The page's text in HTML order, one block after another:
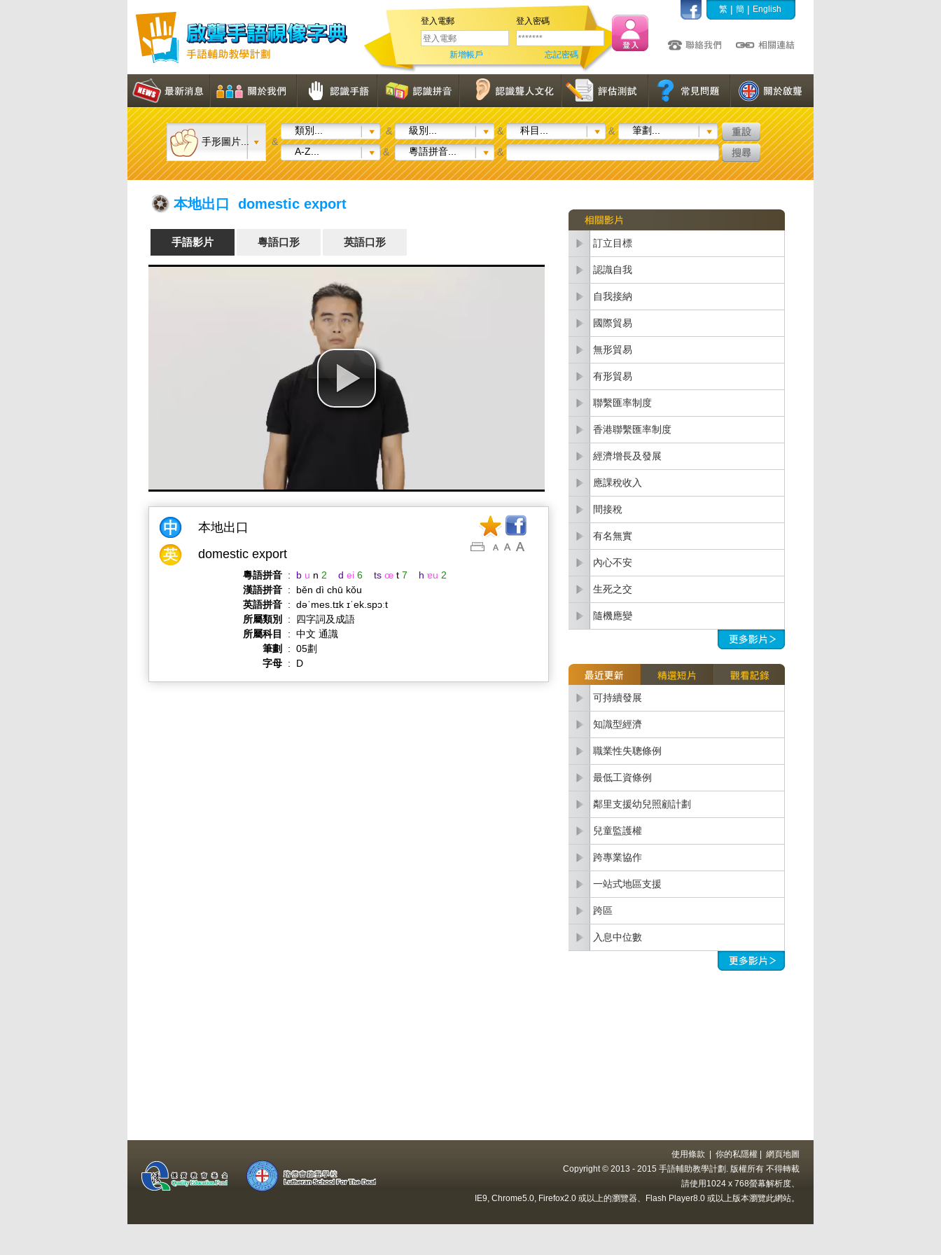
登入電郵 登入密碼
新增帳戶 忘記密碼
繁 | 簡 | English
手形圖片... &
類別... & 級別... & 科目... &
筆劃...
A-Z...
& 粵語拼音... &
本地出口 domestic export
手語影片 粵語口形 英語口形
本地出口
domestic export
粵語拼音 : b u n 2 d ei 6 ts œ t 7 h ɐu 2
漢語拼音 :
běn dì chū kǒu
英語拼音 : dəˈmes.tɪk ɪˈek.spɔːt
所屬類別
:
四字詞及成語
所屬科目
: 中文 通識
筆劃
: 05劃
字母 : D
訂立目標
認識自我
自我接納
國際貿易
無形貿易
有形貿易
聯繫匯率制度
香港聯繫匯率制度
經濟增長及發展
應課稅收入
間接稅
有名無實
內心不安
生死之交
隨機應變
可持續發展
知識型經濟
職業性失聰條例
最低工資條例
鄰里支援幼兒照顧計劃
兒童監護權
跨專業協作
一站式地區支援
跨區
入息中位數
使用條款 你的私隱權
網頁地圖
Copyright © 2013 - 2015 手語輔助教學計劃. 版權所有 不得轉載
請使用1024 x 768螢幕解析度、
IE9, Chrome5.0, Firefox2.0 或以上的瀏覽器、Flash Player8.0 或以上版本瀏覽此網站。